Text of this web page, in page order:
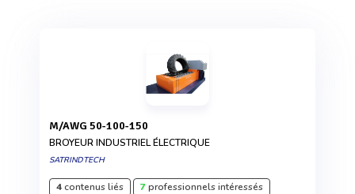
M/AWG 50-100-150
BROYEUR INDUSTRIEL ÉLECTRIQUE
SATRINDTECH
4contenus liés 7professionnels intéressés